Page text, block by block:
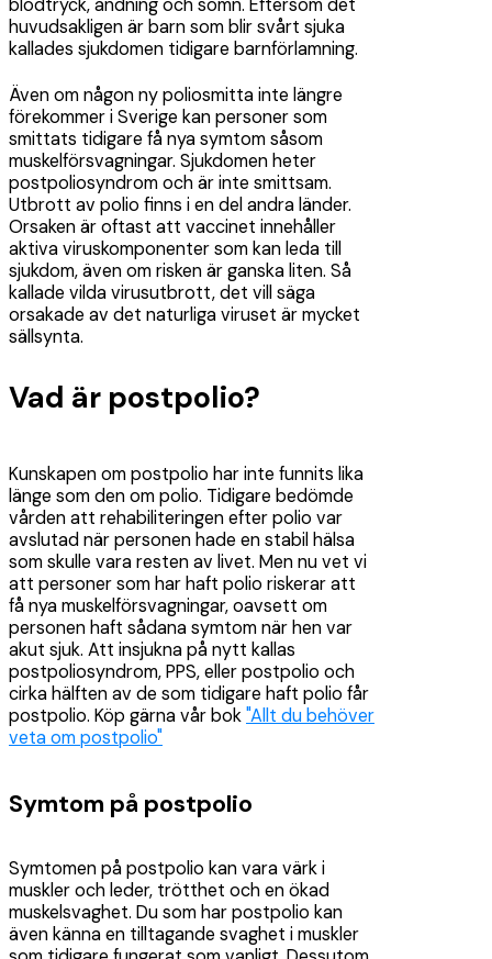
blodtryck, andning och sömn. Eftersom det
huvudsakligen är barn som blir svårt sjuka
kallades sjukdomen tidigare barnförlamning.
Även om någon ny poliosmitta inte längre
förekommer i Sverige kan personer som
smittats tidigare få nya symtom såsom
muskelförsvagningar. Sjukdomen heter
postpoliosyndrom och är inte smittsam.
Utbrott av polio finns i en del andra länder.
Orsaken är oftast att vaccinet innehåller
aktiva viruskomponenter som kan leda till
sjukdom, även om risken är ganska liten. Så
kallade vilda virusutbrott, det vill säga
orsakade av det naturliga viruset är mycket
sällsynta.
Vad är postpolio?
Kunskapen om postpolio har inte funnits lika
länge som den om polio. Tidigare bedömde
vården att rehabiliteringen efter polio var
avslutad när personen hade en stabil hälsa
som skulle vara resten av livet. Men nu vet vi
att personer som har haft polio riskerar att
få nya muskelförsvagningar, oavsett om
personen haft sådana symtom när hen var
akut sjuk. Att insjukna på nytt kallas
postpoliosyndrom, PPS, eller postpolio och
cirka hälften av de som tidigare haft polio får
postpolio. Köp gärna vår bok"Allt du behöver
veta om postpolio"
Symtom på postpolio
Symtomen på postpolio kan vara värk i
muskler och leder, trötthet och en ökad
muskelsvaghet. Du som har postpolio kan
även känna en tilltagande svaghet i muskler